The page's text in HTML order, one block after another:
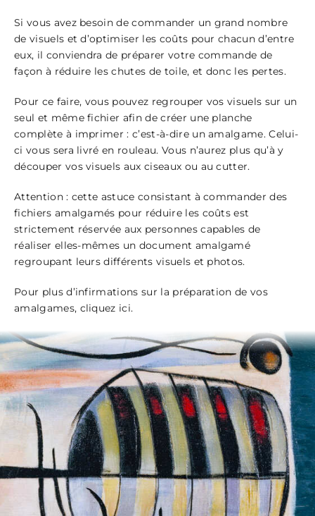
Si vous avez besoin de commander un grand nombre
de visuels et d’optimiser les coûts pour chacun d’entre
eux, il conviendra de préparer votre commande de
façon à réduire les chutes de toile, et donc les pertes.
Pour ce faire, vous pouvez regrouper vos visuels sur un
seul et même fichier afin de créer une planche
complète à imprimer : c’est-à-dire un amalgame. Celui-
ci vous sera livré en rouleau. Vous n’aurez plus qu’à y
découper vos visuels aux ciseaux ou au cutter.
Attention : cette astuce consistant à commander des
fichiers amalgamés pour réduire les coûts est
strictement réservée aux personnes capables de
réaliser elles-mêmes un document amalgamé
regroupant leurs différents visuels et photos.
Pour plus d’infirmations sur la préparation de vos
amalgames, cliquez ici.